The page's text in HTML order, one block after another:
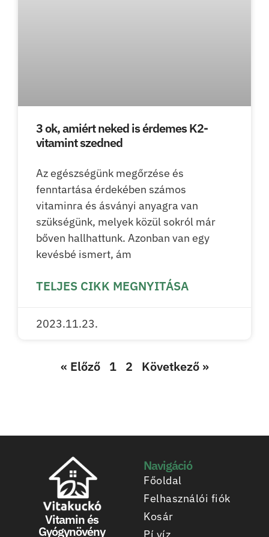
3 ok, amiért neked is érdemes K2-
vitamint szedned
Az egészségünk megőrzése és
fenntartása érdekében számos
vitaminra és ásványi anyagra van
szükségünk, melyek közül sokról már
bőven hallhattunk. Azonban van egy
kevésbé ismert, ám
TELJES CIKK MEGNYITÁSA
2023.11.23.
« Előző 1 2 Következő »
Vitamin és
Gyógynövény
Navigáció
Főoldal
Felhasználói fiók
Kosár